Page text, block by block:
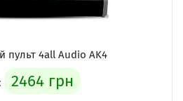
4all Audio AK4
2464 грн